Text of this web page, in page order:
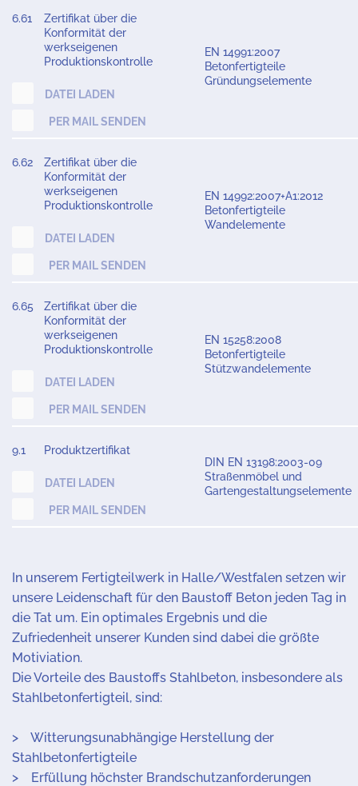
6.61
Zertifikat über die
Konformität der
werkseigenen
Produktionskontrolle
DATEI LADEN
PER MAIL SENDEN
EN 14991:2007
Betonfertigteile
Gründungselemente
6.62
Zertifikat über die
Konformität der
werkseigenen
Produktionskontrolle
DATEI LADEN
PER MAIL SENDEN
EN 14992:2007+A1:2012
Betonfertigteile
Wandelemente
6.65
Zertifikat über die
Konformität der
werkseigenen
Produktionskontrolle
DATEI LADEN
PER MAIL SENDEN
EN 15258:2008
Betonfertigteile
Stützwandelemente
9.1 Produktzertifikat
DATEI LADEN
PER MAIL SENDEN
DIN EN 13198:2003-09
Straßenmöbel und
Gartengestaltungselemente
In unserem Fertigteilwerk in Halle/Westfalen setzen wir
unsere Leidenschaft für den Baustoff Beton jeden Tag in
die Tat um. Ein optimales Ergebnis und die
Zufriedenheit unserer Kunden sind dabei die größte
Motiviation.
Die Vorteile des Baustoffs Stahlbeton, insbesondere als
Stahlbetonfertigteil, sind:
> Witterungsunabhängige Herstellung der
Stahlbetonfertigteile
> Erfüllung höchster Brandschutzanforderungen